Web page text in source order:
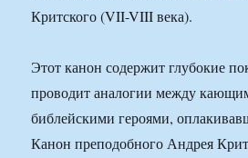
Критского (VII-VIII века).
Этот канон содержит глубокие
проводит аналогии между
библейскими героями,
Канон преподобного Андрея